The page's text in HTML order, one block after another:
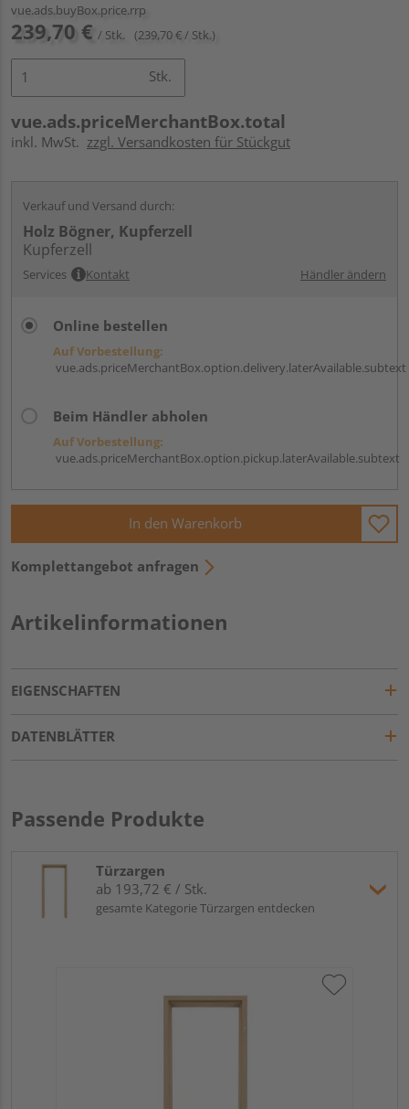
vue.ads.buyBox.price.rrp
239,70 € / Stk. (239,70 € / Stk.)
Stk.
vue.ads.priceMerchantBox.total
inkl. MwSt. zzgl. Versandkosten für Stückgut
Verkauf und Versand durch:
Holz Bögner, Kupferzell
Kupferzell
Services Kontakt Händler ändern
Online bestellen
Auf Vorbestellung:
vue.ads.priceMerchantBox.option.delivery.laterAvailable.subtext
Beim Händler abholen
Auf Vorbestellung:
vue.ads.priceMerchantBox.option.pickup.laterAvailable.subtext
In den Warenkorb
Komplettangebot anfragen
Artikelinformationen
EIGENSCHAFTEN
DATENBLÄTTER
Passende Produkte
Türzargen
ab 193,72 € / Stk.
gesamte Kategorie Türzargen entdecken